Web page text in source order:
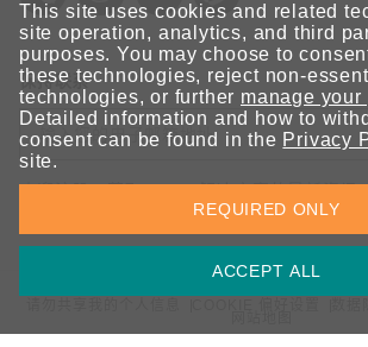
保持联系
欢迎注册，获取 Moxa 解决方案的最新资讯
您的隐私，绝不会透露您的邮箱信息。
This site uses cookies and related
site operation, analytics, and third
purposes. You may choose to
these technologies, reject non-
technologies, or further manage
Detailed information and how to
consent can be found in the Privacy
site.
ACCEPT ALL
REQUIRED ONLY